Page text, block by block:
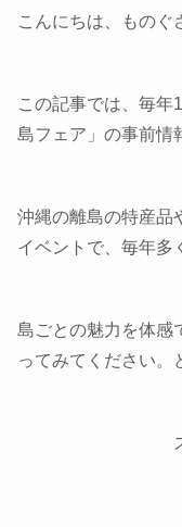
こんにちは、ものぐ
この記事では、毎年
島フェア」の事前情
沖縄の離島の特産品
イベントで、毎年多
島ごとの魅力を体感
ってみてください。